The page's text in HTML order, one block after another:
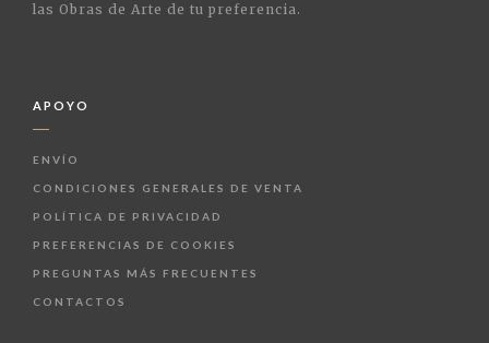
las Obras de Arte de tu preferencia.
APOYO
ENVÍO
CONDICIONES GENERALES DE VENTA
POLÍTICA DE PRIVACIDAD
PREFERENCIAS DE COOKIES
PREGUNTAS MÁS FRECUENTES
CONTACTOS